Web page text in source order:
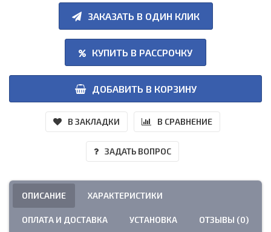
ЗАКАЗАТЬ В ОДИН КЛИК
КУПИТЬ В РАССРОЧКУ
ДОБАВИТЬ В КОРЗИНУ
В ЗАКЛАДКИ В СРАВНЕНИЕ
ЗАДАТЬ ВОПРОС
ОПИСАНИЕ ХАРАКТЕРИСТИКИ
ОПЛАТА И ДОСТАВКА УСТАНОВКА ОТЗЫВЫ (0)